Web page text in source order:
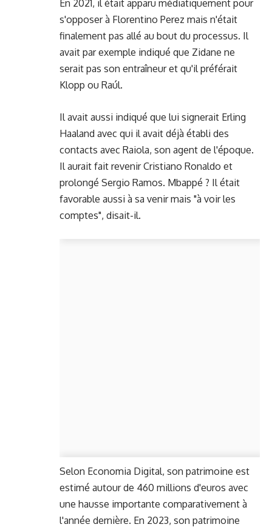
En 2021, il était apparu médiatiquement pour
s'opposer à Florentino Perez mais n'était
finalement pas allé au bout du processus. Il
avait par exemple indiqué que Zidane ne
serait pas son entraîneur et qu'il préférait
Klopp ou Raúl.
Il avait aussi indiqué que lui signerait Erling
Haaland avec qui il avait déjà établi des
contacts avec Raiola, son agent de l'époque.
Il aurait fait revenir Cristiano Ronaldo et
prolongé Sergio Ramos. Mbappé ? Il était
favorable aussi à sa venir mais "à voir les
comptes", disait-il.
Selon Economia Digital, son patrimoine est
estimé autour de 460 millions d'euros avec
une hausse importante comparativement à
l'année dernière. En 2023, son patrimoine